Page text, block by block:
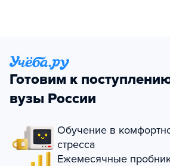
Готовим к
вузы России
Обучение в
стресса
Ежемесячные